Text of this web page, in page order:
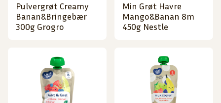
Pulvergrøt Creamy
Banan&Bringebær
300g Grogro
Min Grøt Havre
Mango&Banan 8m
450g Nestle